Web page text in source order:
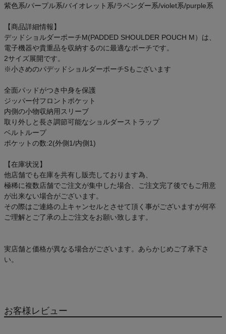
スタッフブログ
紫色系/パープル系/バイオレット系/ラベンダー系/violet系/purple系
【商品詳細情報】
デッドショルダーポーチM(PADDED SHOULDER POUCH M）は、
電子機器や貴重品を収納するのに最適なポーチです。
2サイズ展開です。
※小さめのパデッドショルダーポーチSもございます
全面パッドがつき中身を保護
ジッパー付フロントポケット
内側の小物収納用スリーブ
取り外しと長さ調節可能なショルダーストラップ
ベルトループ
ポケットの数:2(外側1/内側1)
【在庫状況】
他店舗でも在庫を共有し販売しております為、
極稀に複数店舗でご注文が集中した場合、ご注文完了後でもご用意
が出来ない場合がございます。
その際はご連絡の上キャンセルとさせて頂く事がございますが何卒
ご理解とご了承の上ご注文をお願い致します。
実店舗と価格が異なる場合がございます。あらかじめご了承下さ
い。
お客様レビュー